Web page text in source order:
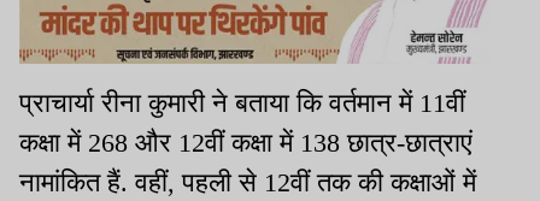
प्राचार्या रीना कुमारी ने बताया कि वर्तमान में 11वीं
कक्षा में 268 और 12वीं कक्षा में 138 छात्र-छात्राएं
नामांकित हैं. वहीं, पहली से 12वीं तक की कक्षाओं में